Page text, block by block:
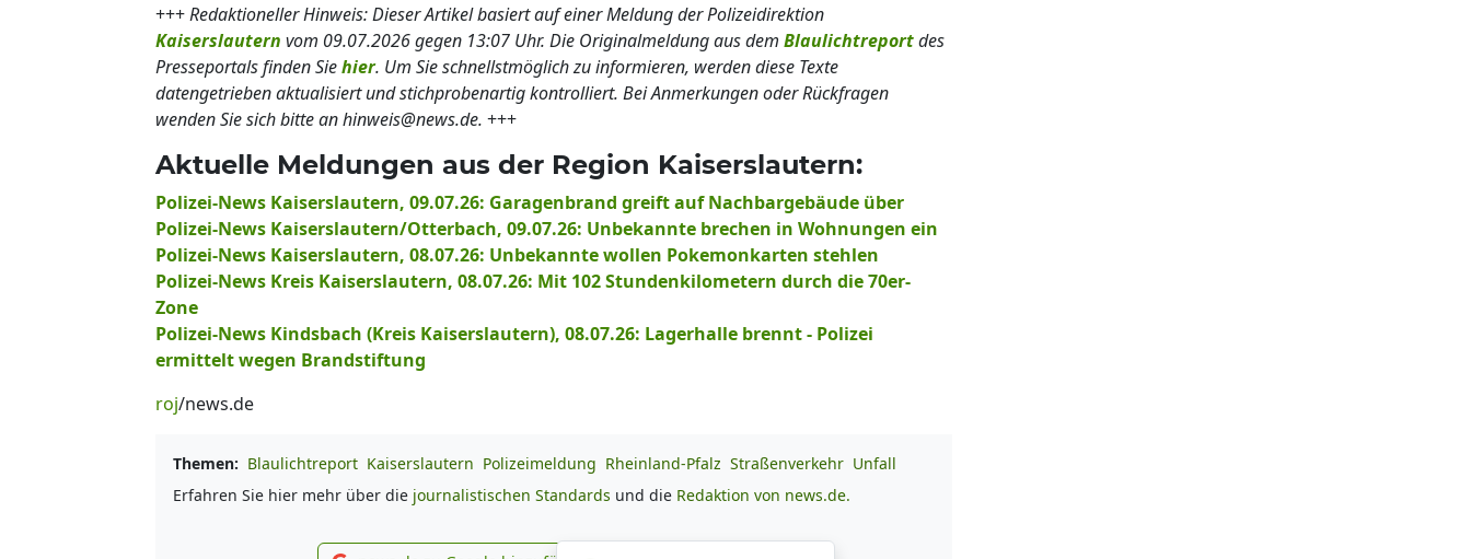
+++Redaktioneller Hinweis: Dieser Artikel basiert auf einer Meldung der Polizeidirektion
Kaiserslautern vom 09.07.2026 gegen 13:07 Uhr. Die Originalmeldung aus dem Blaulichtreportdes
Presseportals finden Siehier. Um Sie schnellstmöglich zu informieren, werden diese Texte
datengetrieben aktualisiert und stichprobenartig kontrolliert. Bei Anmerkungen oder Rückfragen
wenden Sie sich bitte an hinweis@news.de. +++
Aktuelle Meldungen aus der Region Kaiserslautern:
Polizei-News Kaiserslautern, 09.07.26: Garagenbrand greift auf Nachbargebäude über
Polizei-News Kaiserslautern/Otterbach, 09.07.26: Unbekannte brechen in Wohnungen ein
Polizei-News Kaiserslautern, 08.07.26: Unbekannte wollen Pokemonkarten stehlen
Polizei-News Kreis Kaiserslautern, 08.07.26: Mit 102 Stundenkilometern durch die 70er-
Zone
Polizei-News Kindsbach (Kreis Kaiserslautern), 08.07.26: Lagerhalle brennt - Polizei
ermittelt wegen Brandstiftung
roj/news.de
Themen: Blaulichtreport Kaiserslautern Polizeimeldung Rheinland-Pfalz Straßenverkehr Unfall
Erfahren Sie hier mehr über die journalistischen Standards und die Redaktion von news.de.